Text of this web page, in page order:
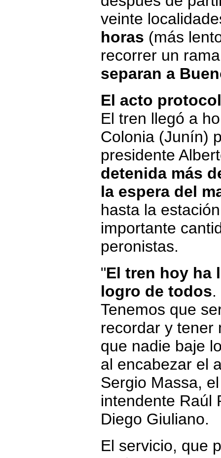
veinte
horas (más
recorrer un
separan a
El acto
El tren llegó a
Colonia (Junín)
presidente
detenida más
la espera del
hasta la
importante
peronistas.
"El tren hoy ha
logro de todos
Tenemos que
recordar y tener
que nadie baje
al encabezar el
Sergio Massa,
intendente Raúl
Diego Giuliano.
El servicio, que